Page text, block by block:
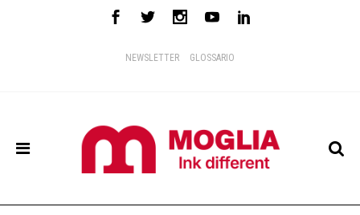
NEWSLETTER GLOSSARIO